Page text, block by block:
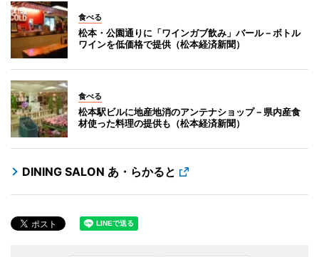
食べる
松本・公園通りに「ワインガブ飲み」バール－ボトル
ワインを低価格で提供（松本経済新聞）
食べる
松本駅ビルに地産地消のアンテナショップ－県内産食
材使った料理の提供も（松本経済新聞）
DINING SALON あ・らかると